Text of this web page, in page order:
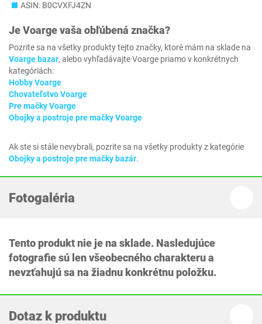
ASIN: B0CVXFJ4ZN
JeVoargevaša obľúbená značka?
Pozrite sa na všetky produkty tejto značky, ktoré mám na sklade na
Voarge bazar, alebo vyhľadávajte Voarge priamo v konkrétnych
kategóriách:
Hobby Voarge
Chovateľstvo Voarge
Pre mačky Voarge
Obojky a postroje pre mačky Voarge
Ak ste si stále nevybrali, pozrite sa na všetky produkty z kategórie
Obojky a postroje pre mačky bazár.
Fotogaléria
Tento produkt nie je na sklade. Nasledujúce
fotografie sú len všeobecného charakteru a
nevzťahujú sa na žiadnu konkrétnu položku.
Dotaz k produktu